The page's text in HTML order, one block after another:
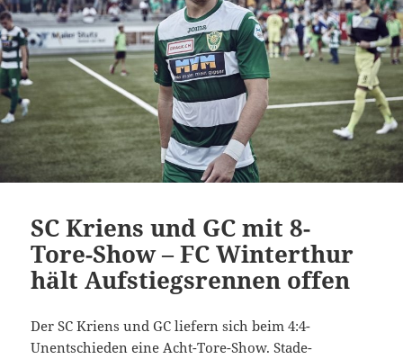
SC Kriens und GC mit 8-
Tore-Show – FC Winterthur
hält Aufstiegsrennen offen
Der SC Kriens und GC liefern sich beim 4:4-
Unentschieden eine Acht-Tore-Show. Stade-